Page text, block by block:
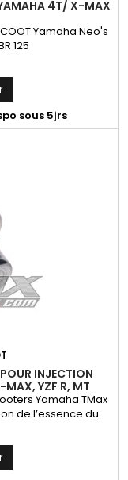
4T/ X-MAX
Yamaha Neo's
125
sous 5jrs
INJECTION
MAX, YZF R, MT
Yamaha TMax
de l’essence du
à 3,5 bars